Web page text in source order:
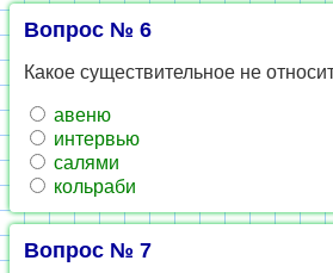
Вопрос № 6
Какое существительное не
авеню
интервью
салями
кольраби
Вопрос № 7